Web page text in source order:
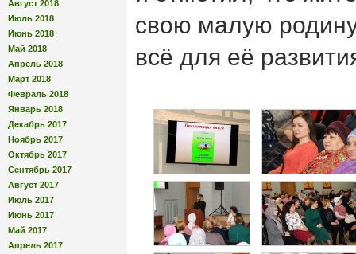
Август 2018
Июль 2018
Июнь 2018
Май 2018
Апрель 2018
Март 2018
Февраль 2018
Январь 2018
Декабрь 2017
Ноябрь 2017
Октябрь 2017
Сентябрь 2017
Август 2017
Июль 2017
Июнь 2017
Май 2017
Апрель 2017
свою малую
всё для её